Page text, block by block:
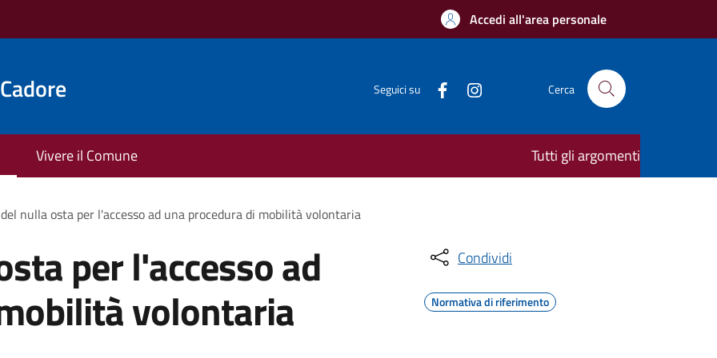
Accedi all'area personale
Seguici su Cerca
Vivere il Comune Tutti gli argomenti
nulla osta per l'accesso ad una procedura di mobilità volontaria
per l'accesso ad
volontaria
Condividi
Normativa di riferimento